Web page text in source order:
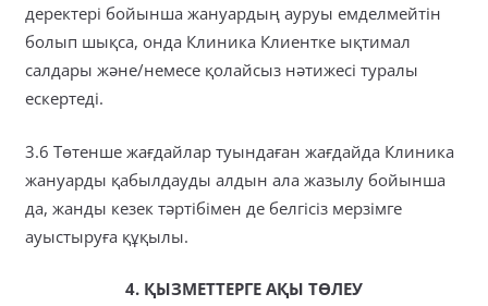
деректері бойынша жануардың ауруы емделмейтін
болып шықса, онда Клиника Клиентке ықтимал
салдары және/немесе қолайсыз нәтижесі туралы
ескертеді.
3.6 Төтенше жағдайлар туындаған жағдайда Клиника
жануарды қабылдауды алдын ала жазылу бойынша
да, жанды кезек тәртібімен де белгісіз мерзімге
ауыстыруға құқылы.
4. ҚЫЗМЕТТЕРГЕ АҚЫ ТӨЛЕУ